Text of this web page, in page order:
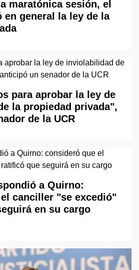
maratónica sesión, el
en general la ley de la
para aprobar la ley de
la propiedad privada",
de la UCR
a Quirno:
canciller "se excedió"
en su cargo